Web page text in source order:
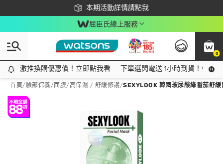
本期活動詳情請點我
下載app最高回饋$350
屈臣氏線上服務
0
激推換購優惠價！立即點我看
激推換購優惠價！立即點我看 下單選閃電送 1小時到貨！領神
首頁/臉部保養/面膜/ 高保濕 / 舒緩修護/SEXYLOOK 韓國玻尿酸綠番茄舒